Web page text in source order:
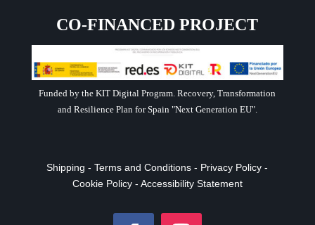
CO-FINANCED PROJECT
Funded by the KIT Digital Program. Recovery, Transformation
and Resilience Plan for Spain "Next Generation EU".
Shipping - Terms and Conditions - Privacy Policy -
Cookie Policy- Accessibility Statement